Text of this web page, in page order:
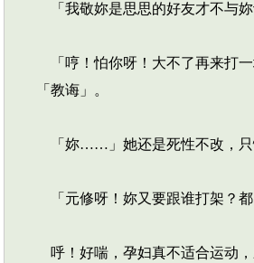
「我敬妳是思思的好友才不与
「哼！怕你呀！大不了再来打
「教诲」。
「妳……」她还是死性不改，只
「元修呀！妳又要跟谁打架？
呼！好喘，孕妇真不适合运动